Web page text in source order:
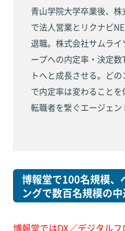
青山学院大学卒業後、
で法人営業とリクナビ
退職。株式会社サムラ
ープへの内定率・決定
トへと成長させる。ど
で内定率は変わること
転職者を繋ぐエージェン
博報堂で100名規模、
ングで数百名規模の
博報堂ではDX／デジタル